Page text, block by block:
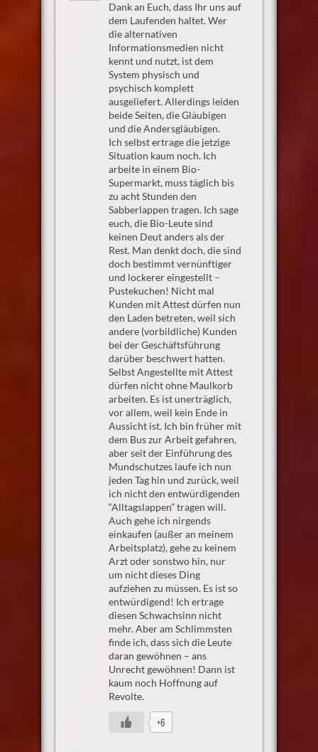
Dank an Euch, dass Ihr uns auf
dem Laufenden haltet. Wer
die alternativen
Informationsmedien nicht
kennt und nutzt, ist dem
System physisch und
psychisch komplett
ausgeliefert. Allerdings leiden
beide Seiten, die Gläubigen
und die Andersgläubigen.
Ich selbst ertrage die jetzige
Situation kaum noch. Ich
arbeite in einem Bio-
Supermarkt, muss täglich bis
zu acht Stunden den
Sabberlappen tragen. Ich sage
euch, die Bio-Leute sind
keinen Deut anders als der
Rest. Man denkt doch, die sind
doch bestimmt vernünftiger
und lockerer eingestellt –
Pustekuchen! Nicht mal
Kunden mit Attest dürfen nun
den Laden betreten, weil sich
andere (vorbildliche) Kunden
bei der Geschäftsführung
darüber beschwert hatten.
Selbst Angestellte mit Attest
dürfen nicht ohne Maulkorb
arbeiten. Es ist unerträglich,
vor allem, weil kein Ende in
Aussicht ist. Ich bin früher mit
dem Bus zur Arbeit gefahren,
aber seit der Einführung des
Mundschutzes laufe ich nun
jeden Tag hin und zurück, weil
ich nicht den entwürdigenden
“Alltagslappen” tragen will.
Auch gehe ich nirgends
einkaufen (außer an meinem
Arbeitsplatz), gehe zu keinem
Arzt oder sonstwo hin, nur
um nicht dieses Ding
aufziehen zu müssen. Es ist so
entwürdigend! Ich ertrage
diesen Schwachsinn nicht
mehr. Aber am Schlimmsten
finde ich, dass sich die Leute
daran gewöhnen – ans
Unrecht gewöhnen! Dann ist
kaum noch Hoffnung auf
Revolte.
+6